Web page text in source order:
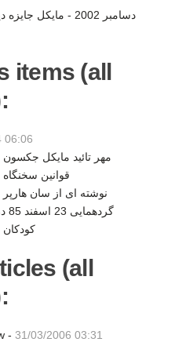
items (all
06:06
مهر تائید مایکل جکسون
قوانین سخنگاه
نوشته ای از سان هارپر
کودکان
(all
- 31/03/2006 03:31